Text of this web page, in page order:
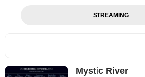
STREAMING
Mystic River